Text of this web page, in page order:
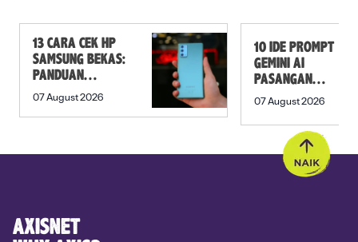
13 CARA CEK HP
SAMSUNG BEKAS:
PANDUAN
SEBELUM
07 August 2026
10 IDE PROMPT
GEMINI AI
PASANGAN
PREWEDDING
07 August 2026
AXISNET